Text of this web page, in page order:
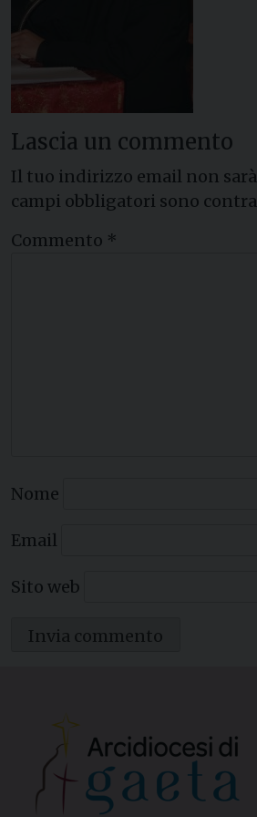
Lascia un commento
Il tuo indirizzo email non
campi obbligatori sono
Commento *
Nome
Email
Sito web